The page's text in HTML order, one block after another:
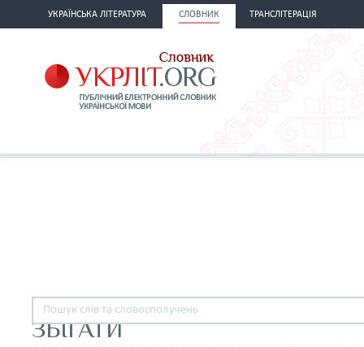
УКРАЇНСЬКА ЛІТЕРАТУРА СЛОВНИК ТРАНСЛІТЕРАЦІЯ
ЗБІГАТИ